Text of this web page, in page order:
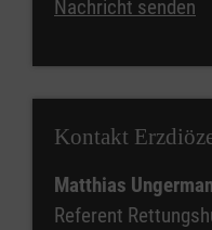
Nachricht senden
Kontakt
Matthias
Referent